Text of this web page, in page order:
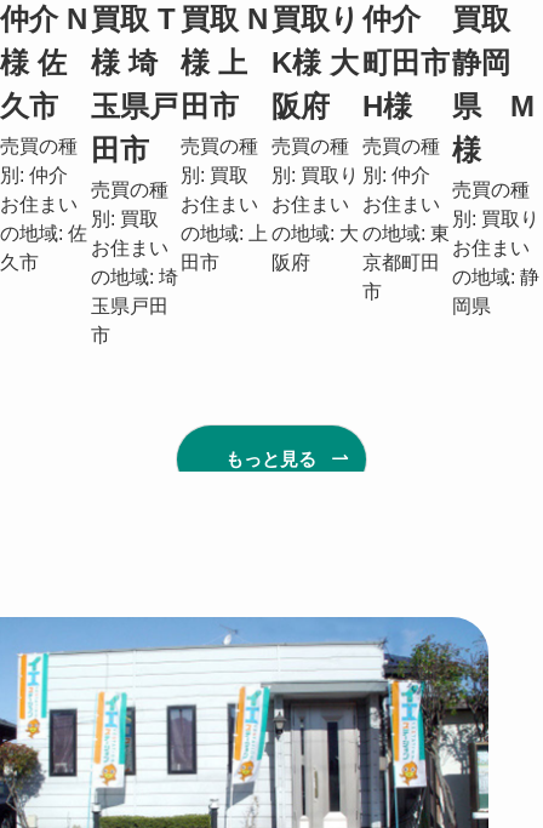
仲介 N
様 佐
久市
売買の種
別: 仲介
お住まい
の地域: 佐
久市
買取 T
様 埼
玉県戸
田市
売買の種
別: 買取
お住まい
の地域: 埼
玉県戸田
市
買取 N
様 上
田市
売買の種
別: 買取
お住まい
の地域: 上
田市
買取り
K様 大
阪府
売買の種
別: 買取り
お住まい
の地域: 大
阪府
仲介
町田市
H様
売買の種
別: 仲介
お住まい
の地域: 東
京都町田
市
買取
静岡
県 M
様
売買の種
別: 買取り
お住まい
の地域: 静
岡県
もっと見る